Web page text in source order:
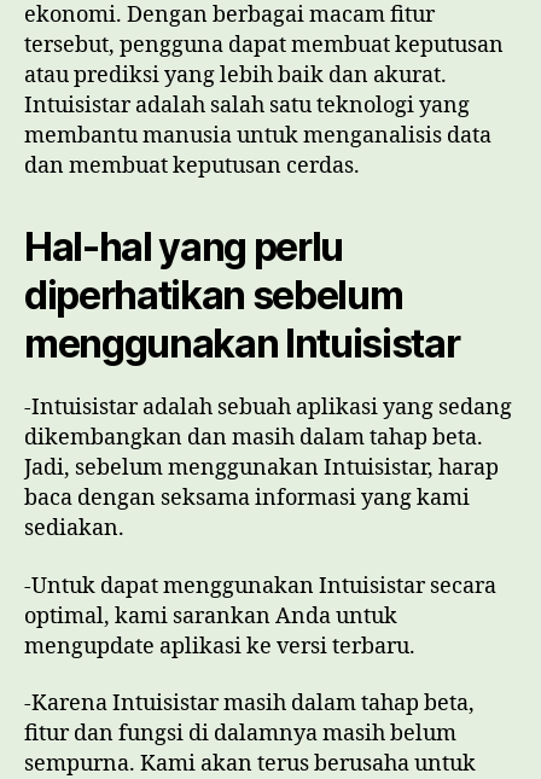
ekonomi. Dengan berbagai macam fitur
tersebut, pengguna dapat membuat keputusan
atau prediksi yang lebih baik dan akurat.
Intuisistar adalah salah satu teknologi yang
membantu manusia untuk menganalisis data
dan membuat keputusan cerdas.
Hal-hal yang perlu
diperhatikan sebelum
menggunakan Intuisistar
-Intuisistar adalah sebuah aplikasi yang sedang
dikembangkan dan masih dalam tahap beta.
Jadi, sebelum menggunakan Intuisistar, harap
baca dengan seksama informasi yang kami
sediakan.
-Untuk dapat menggunakan Intuisistar secara
optimal, kami sarankan Anda untuk
mengupdate aplikasi ke versi terbaru.
-Karena Intuisistar masih dalam tahap beta,
fitur dan fungsi di dalamnya masih belum
sempurna. Kami akan terus berusaha untuk